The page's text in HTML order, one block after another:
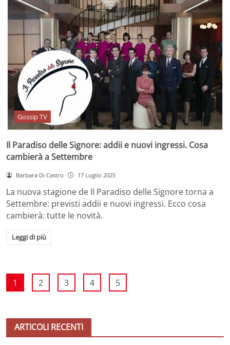
Gossip TV
Il Paradiso delle Signore: addii e nuovi ingressi. Cosa
cambierà a Settembre
Barbara Di Castro 17 Luglio 2025
La nuova stagione de Il Paradiso delle Signore torna a
Settembre: previsti addii e nuovi ingressi. Ecco cosa
cambierà: tutte le novità.
Leggi di più
1 2 3 4 5
ARTICOLI RECENTI